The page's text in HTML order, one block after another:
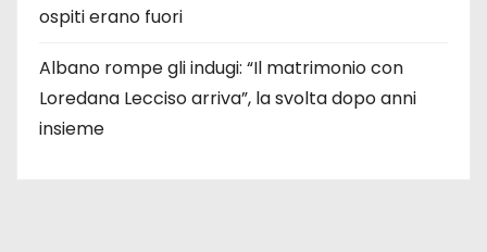
ospiti erano fuori
Albano rompe gli indugi: “Il matrimonio con
Loredana Lecciso arriva”, la svolta dopo anni
insieme